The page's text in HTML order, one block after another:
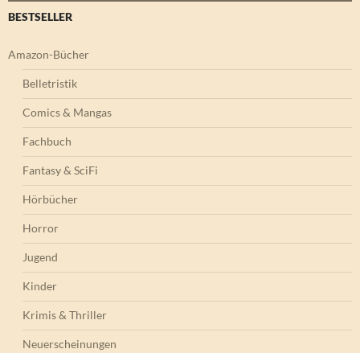
BESTSELLER
Amazon-Bücher
Belletristik
Comics & Mangas
Fachbuch
Fantasy & SciFi
Hörbücher
Horror
Jugend
Kinder
Krimis & Thriller
Neuerscheinungen